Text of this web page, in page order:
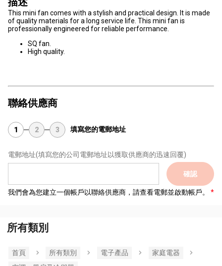
This mini fan comes with a stylish and practical design. It is made
of quality materials for a long service life. This mini fan is
professionally engineered for reliable performance.
SQ fan.
High quality.
聯絡供應商
1 2 3 填寫您的電郵地址
電郵地址(填寫您的公司電郵地址以獲取供應商的迅速回覆)
確認
我們會為您建立一個帳戶以聯絡供應商，請查看電郵並啟動帳戶。
所有類別
首頁 所有類別 電子產品
家庭電器